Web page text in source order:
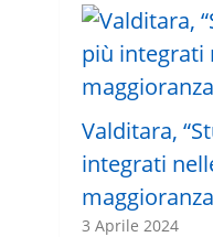
Valditara,
integrati
3 Aprile 2024